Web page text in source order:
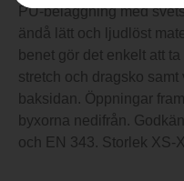
PU-beläggning med
ändå lätt och ljudlöst
benet gör det enkelt att
stretch och dragsko
baksidan. Öppningar
byxorna nedifrån.
och EN 343. Storlek XS-